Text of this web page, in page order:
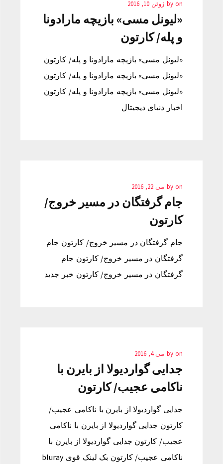
by on ژوئن 10, 2016
«لیونل مسی» بازیچه مارادونا
و پله/ کارتون
«لیونل مسی» بازیچه مارادونا و پله/ کارتون
«لیونل مسی» بازیچه مارادونا و پله/ کارتون
«لیونل مسی» بازیچه مارادونا و پله/ کارتون
اخبار دنیای دیجیتال
by on می 22, 2016
جام گرفتگان در مسیر خروج/
کارتون
جام گرفتگان در مسیر خروج/ کارتون جام
گرفتگان در مسیر خروج/ کارتون جام
گرفتگان در مسیر خروج/ کارتون خبر جدید
by on می 4, 2016
جدایی گواردیولا از بایرن با
ناکامی عجیب/ کارتون
جدایی گواردیولا از بایرن با ناکامی عجیب/
کارتون جدایی گواردیولا از بایرن با ناکامی
عجیب/ کارتون جدایی گواردیولا از بایرن با
ناکامی عجیب/ کارتون بک لینک قوی bluray